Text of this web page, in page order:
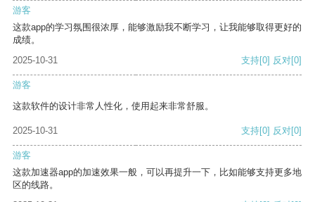
游客
这款app的学习氛围很浓厚，能够激励我不断学习，让我能够取得更好的
成绩。
2025-10-31
支持[0] 反对[0]
游客
这款软件的设计非常人性化，使用起来非常舒服。
2025-10-31 支持[0] 反对[0]
游客
这款加速器app的加速效果一般，可以再提升一下，比如能够支持更多地
区的线路。